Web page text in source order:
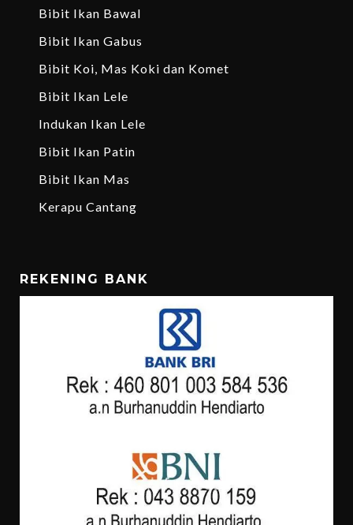
Bibit Ikan Bawal
Bibit Ikan Gabus
Bibit Koi, Mas Koki dan Komet
Bibit Ikan Lele
Indukan Ikan Lele
Bibit Ikan Patin
Bibit Ikan Mas
Kerapu Cantang
REKENING BANK